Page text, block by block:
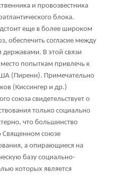
и провозвестника
блока.
еще в более широком
обеспечить согласие между
державами. В этой связи
попыткам привлечь к
(Пиренн). Примечательно
(Киссингер и др.)
союза свидетельствует о
только социально
что большинство
Священном союзе
а опирающиеся на
базу социально-
которых является